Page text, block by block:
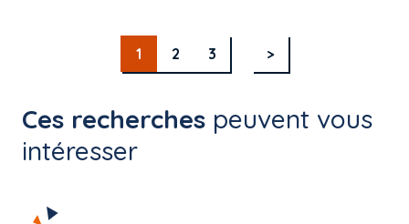
1 2 3 >
Ces recherches peuvent vous
intéresser